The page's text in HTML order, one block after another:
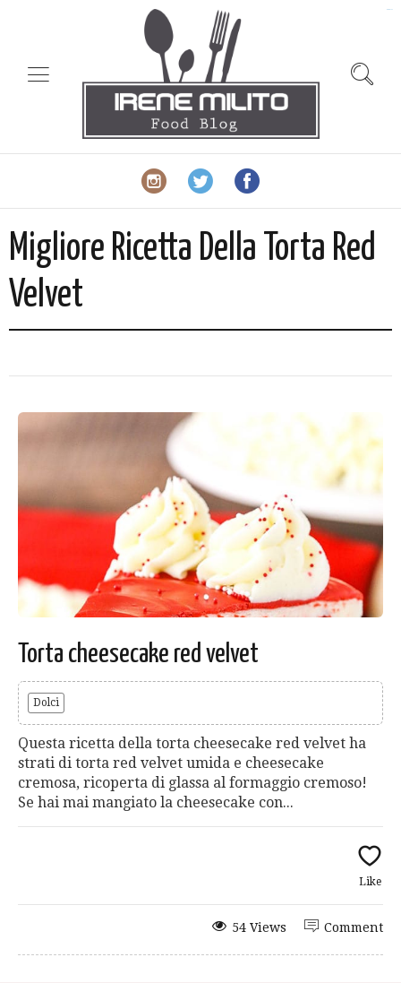
Migliore Ricetta Della Torta Red
Velvet
Torta cheesecake red velvet
Dolci
Questa ricetta della torta cheesecake red velvet ha
strati di torta red velvet umida e cheesecake
cremosa, ricoperta di glassa al formaggio cremoso!
Se hai mai mangiato la cheesecake con...
Like
Comment
54 Views